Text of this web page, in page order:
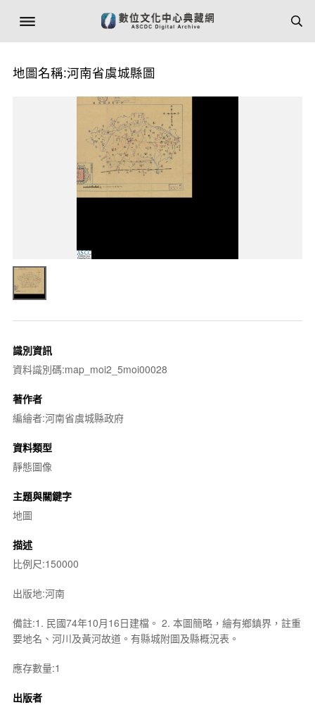
地圖名稱:河南省虞城縣圖
識別資訊
資料識別碼:map_moi2_5moi00028
著作者
編繪者:河南省虞城縣政府
資料類型
靜態圖像
主題與關鍵字
地圖
描述
比例尺:150000
出版地:河南
備註:1. 民國74年10月16日建檔。 2. 本圖簡略，繪有鄉鎮界，註重
要地名、河川及黃河故道。有縣城附圖及縣概況表。
應存數量:1
出版者